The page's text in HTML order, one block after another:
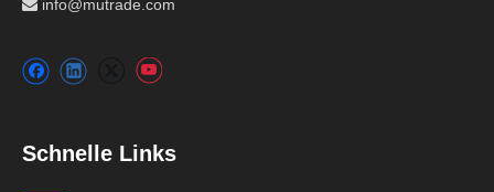
 info@mutrade.com
Schnelle Links